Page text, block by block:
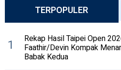
TERPOPULER
1 Rekap Hasil Taipei Open
Faathir/Devin Kompak
Babak Kedua